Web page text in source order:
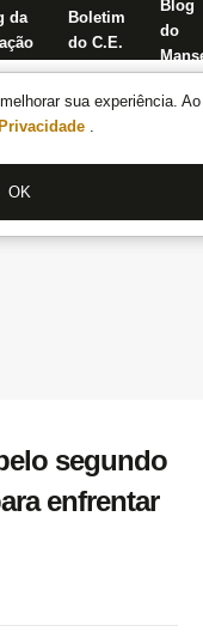
sua experiência.
.
OK
da
Boletim
do C.E.
Blog
do
segundo
enfrentar